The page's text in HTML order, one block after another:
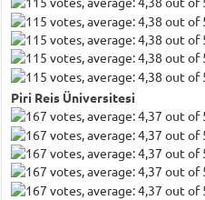
Piri Reis Üniversitesi